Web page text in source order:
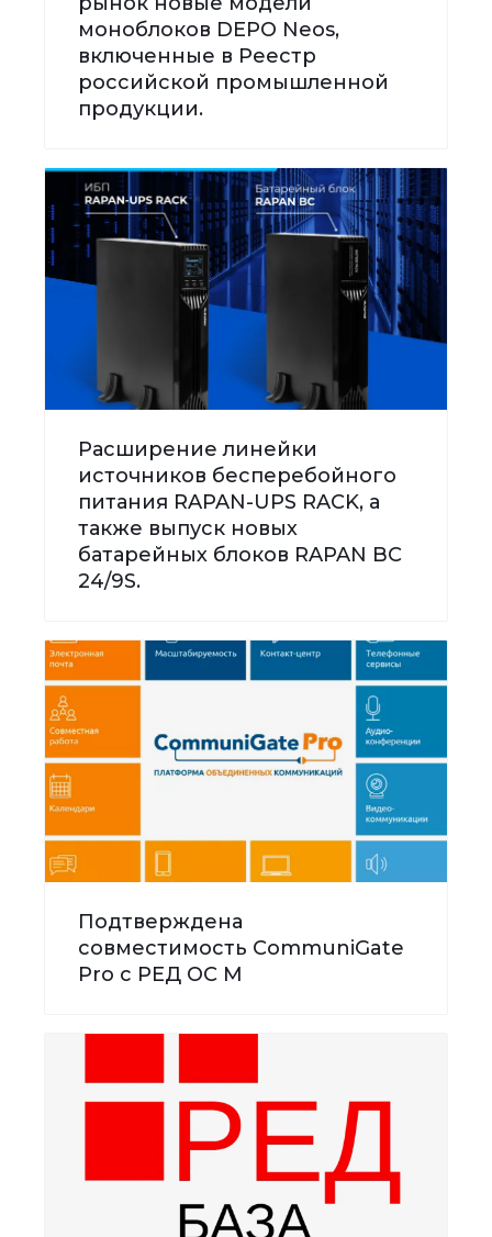
моноблоков DEPO Neos,
включенные в Реестр
российской промышленной
продукции.
Расширение линейки
источников бесперебойного
питания RAPAN-UPS RACK, а
также выпуск новых
батарейных блоков RAPAN BC
24/9S.
Подтверждена
совместимость CommuniGate
Pro с РЕД ОС М